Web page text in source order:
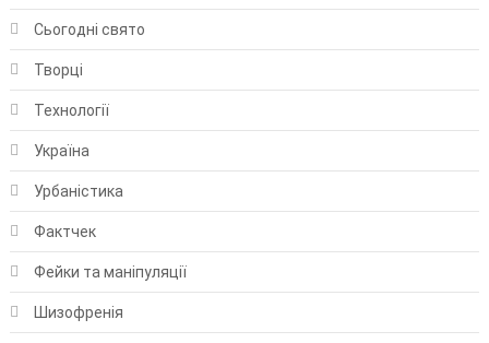
Сьогодні свято
Творці
Технології
Україна
Урбаністика
Фактчек
Фейки та маніпуляції
Шизофренія